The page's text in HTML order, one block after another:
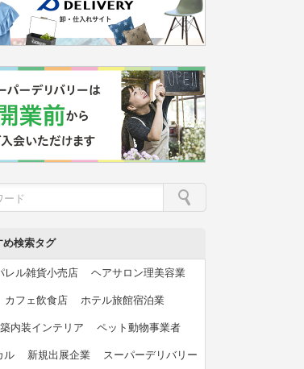
め検索タグ
レル雑貨小売店 ヘアサロン理美容業
カフェ飲食店 ホテル旅館宿泊業
内装インテリア ペット動物事業者
ル 新規出展企業 スーパーデリバリー